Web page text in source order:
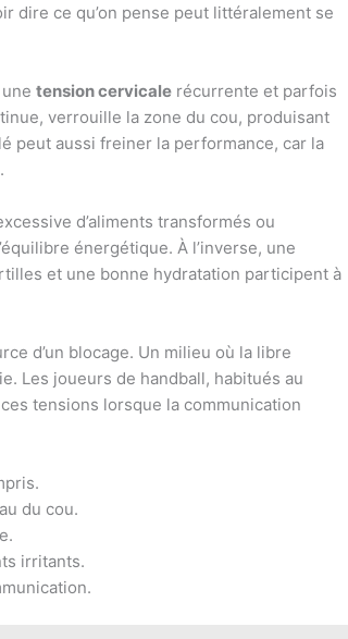
dire ce qu’on pense peut littéralement se
tension cervicale récurrente et parfois
verrouille la zone du cou, produisant
peut aussi freiner la performance, car la
d’aliments transformés ou
énergétique. À l’inverse, une
et une bonne hydratation participent à
d’un blocage. Un milieu où la libre
Les joueurs de handball, habitués au
tensions lorsque la communication
du cou.
irritants.